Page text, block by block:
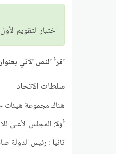
اختبار التقويم
اقرأ النص الآتي
سلطات الاتحاد
هناك مجموعة هيئات
أولا: المجلس الأعلى
ثانيا: رئيس الدولة